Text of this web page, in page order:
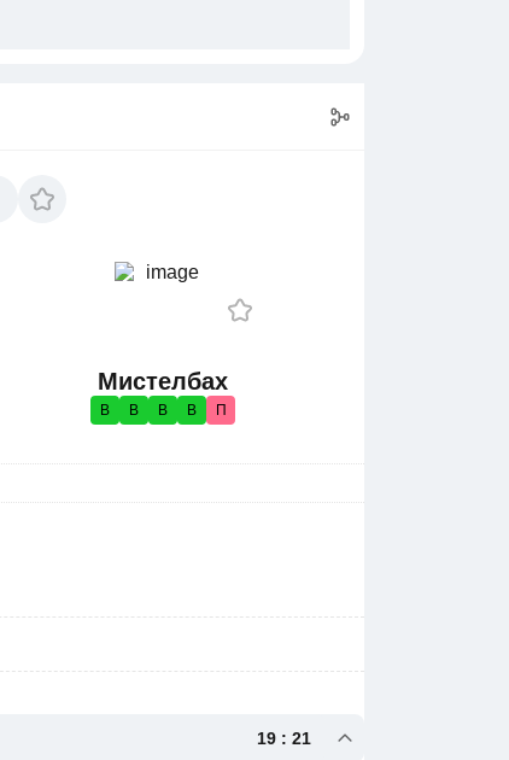
Мистелбах
В В В В П
19 : 21